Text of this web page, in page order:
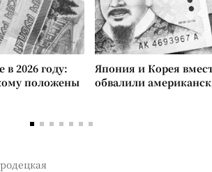
2026 году:
положены
Япония и Корея
обвалили